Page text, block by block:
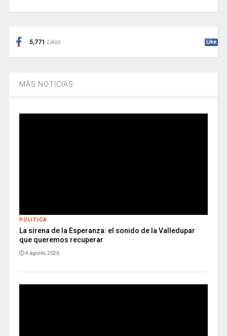
5,771 Likes Like
MÁS NOTICIAS
POLITICA
La sirena de la Esperanza: el sonido de la Valledupar
que queremos recuperar
4 agosto, 2026